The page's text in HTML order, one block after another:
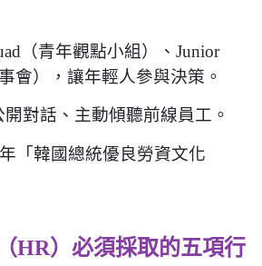
（青年觀點小組）、 Junior
會），讓年輕人參與決策。
對話、主動傾聽前線員工。
年「韓國總統優良勞資文化
HR）必須採取的五項行